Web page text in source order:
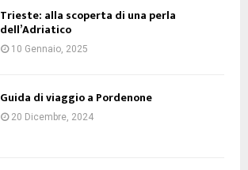
Trieste: alla scoperta di una perla
dell’Adriatico
10 Gennaio, 2025
Guida di viaggio a Pordenone
20 Dicembre, 2024